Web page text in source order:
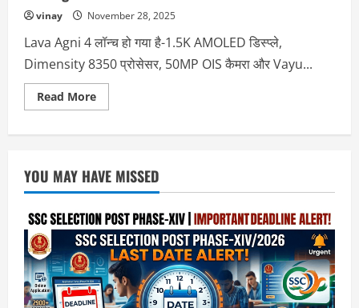
vinay November 28, 2025
Lava Agni 4 लॉन्च हो गया है-1.5K AMOLED डिस्प्ले,
Dimensity 8350 प्रोसेसर, 50MP OIS कैमरा और Vayu...
Read MoreRead
more
का
सबसे
किफायती
Killer!
YOU MAY HAVE MISSED